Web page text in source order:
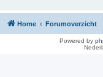
Home Forumoverzicht
Powered by